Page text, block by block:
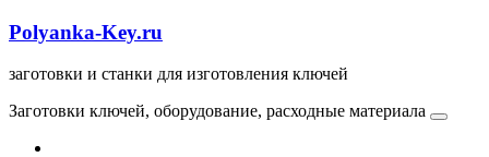
Polyanka-Key.ru
заготовки и станки для изготовления ключей
Заготовки ключей, оборудование, расходные материала